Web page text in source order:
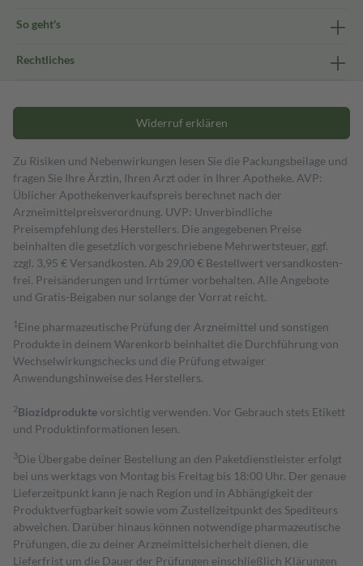
So geht's
Rechtliches
Widerruf erklären
Zu Risiken und Nebenwirkungen lesen Sie die Packungsbeilage und
fragen Sie Ihre Ärztin, Ihren Arzt oder in Ihrer Apotheke. AVP:
Üblicher Apothekenverkaufspreis berechnet nach der
Arzneimittelpreisverordnung. UVP: Unverbindliche
Preisempfehlung des Herstellers. Die angegebenen Preise
beinhalten die gesetzlich vorgeschriebene Mehrwertsteuer, ggf.
zzgl. 3,95 € Versandkosten. Ab 29,00 € Bestell­wert versand­kosten­
frei. Preisänderungen und Irrtümer vorbehalten. Alle Angebote
und Gratis-Beigaben nur solange der Vorrat reicht.
1 Eine pharmazeutische Prüfung der Arzneimittel und sonstigen
Produkte in deinem Warenkorb beinhaltet die Durchführung von
Wechselwirkungschecks und die Prüfung etwaiger
Anwendungshinweise des Herstellers.
2Biozidproduktevorsichtig verwenden. Vor Gebrauch stets Etikett
und Produktinformationen lesen.
3Die Übergabe deiner Bestellung an den Paketdienstleister erfolgt
bei uns werktags von Montag bis Freitag bis 18:00 Uhr. Der genaue
Lieferzeitpunkt kann je nach Region und in Abhängigkeit der
Produktverfügbarkeit sowie vom Zustellzeitpunkt des Spediteurs
abweichen. Darüber hinaus können notwendige pharmazeutische
Prüfungen, die zu deiner Arzneimittelsicherheit dienen, die
Lieferfrist um die Dauer der Prüfungen einschließlich Klärungen